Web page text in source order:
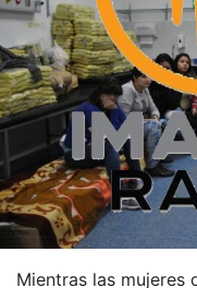
Mientras las mujeres